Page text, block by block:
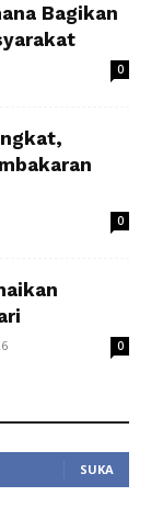
Bagikan
0
0
0
SUKA